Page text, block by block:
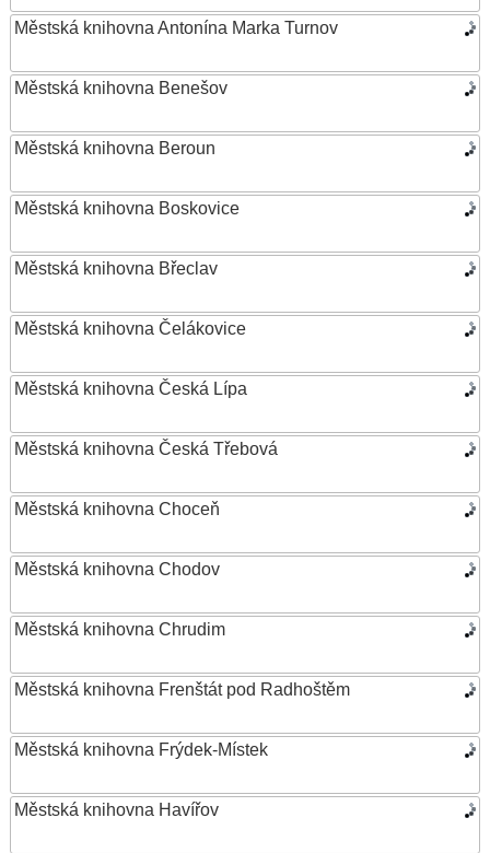
Městská knihovna Antonína Marka Turnov
Městská knihovna Benešov
Městská knihovna Beroun
Městská knihovna Boskovice
Městská knihovna Břeclav
Městská knihovna Čelákovice
Městská knihovna Česká Lípa
Městská knihovna Česká Třebová
Městská knihovna Choceň
Městská knihovna Chodov
Městská knihovna Chrudim
Městská knihovna Frenštát pod Radhoštěm
Městská knihovna Frýdek-Místek
Městská knihovna Havířov